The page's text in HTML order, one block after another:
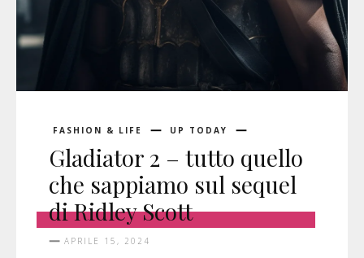
FASHION & LIFE UP TODAY
Gladiator 2 – tutto quello
che sappiamo sul sequel
di Ridley Scott
APRILE 15, 2024